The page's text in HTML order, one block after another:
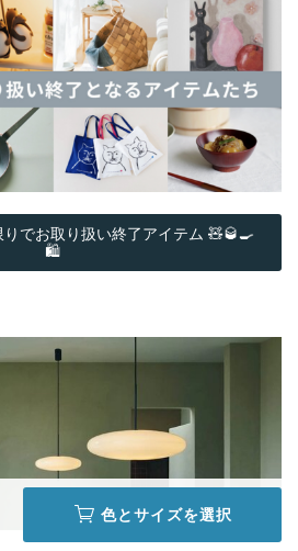
でお取り扱い終了アイテム 🧸🥃🍳
🛍️
色とサイズを選択